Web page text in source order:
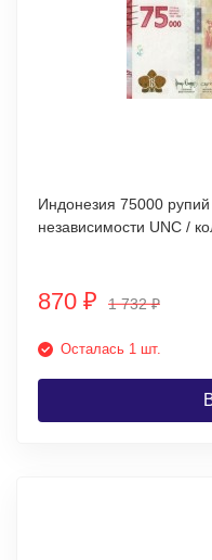
Индонезия 75000
870 ₽ 1 732₽
Осталась 1 шт.